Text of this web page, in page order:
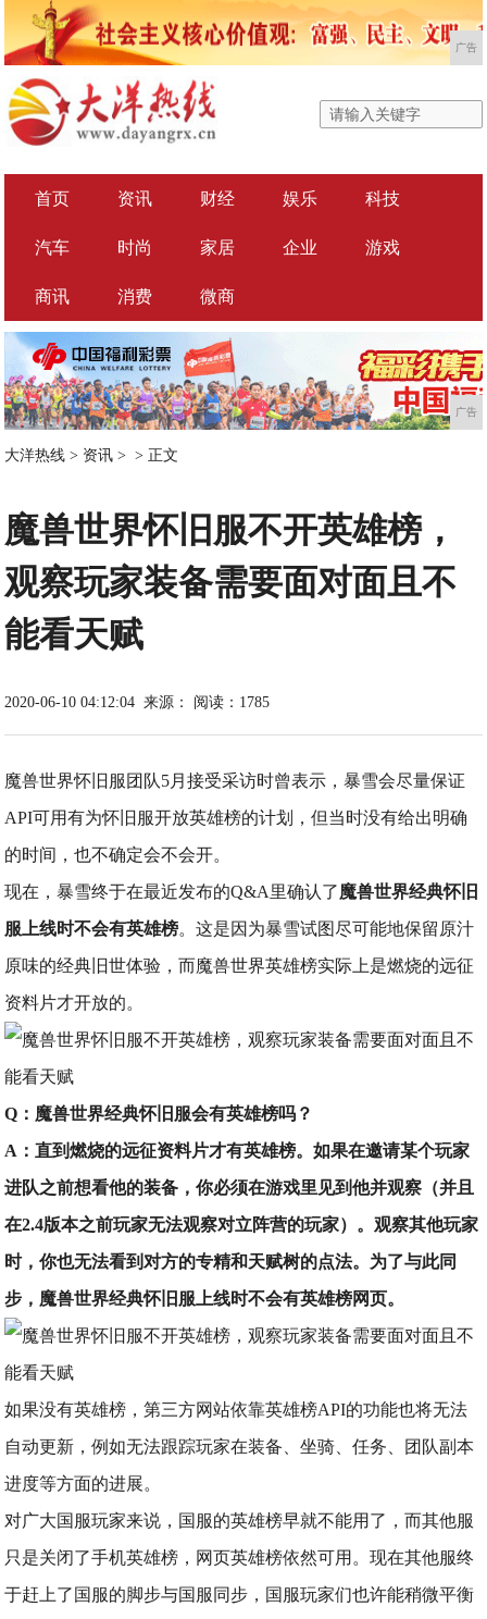
广告
首页 资讯 财经 娱乐 科技
汽车 时尚 家居 企业 游戏
商讯 消费 微商
广告
大洋热线 > 资讯 > > 正文
魔兽世界怀旧服不开英雄榜，
观察玩家装备需要面对面且不
能看天赋
2020-06-10 04:12:04 来源： 阅读：1785
魔兽世界怀旧服团队5月接受采访时曾表示，暴雪会尽量保证
API可用有为怀旧服开放英雄榜的计划，但当时没有给出明确
的时间，也不确定会不会开。
现在，暴雪终于在最近发布的Q&A里确认了魔兽世界经典怀旧
服上线时不会有英雄榜。这是因为暴雪试图尽可能地保留原汁
原味的经典旧世体验，而魔兽世界英雄榜实际上是燃烧的远征
资料片才开放的。
Q：魔兽世界经典怀旧服会有英雄榜吗？
A：直到燃烧的远征资料片才有英雄榜。如果在邀请某个玩家
进队之前想看他的装备，你必须在游戏里见到他并观察（并且
在2.4版本之前玩家无法观察对立阵营的玩家）。观察其他玩家
时，你也无法看到对方的专精和天赋树的点法。为了与此同
步，魔兽世界经典怀旧服上线时不会有英雄榜网页。
如果没有英雄榜，第三方网站依靠英雄榜API的功能也将无法
自动更新，例如无法跟踪玩家在装备、坐骑、任务、团队副本
进度等方面的进展。
对广大国服玩家来说，国服的英雄榜早就不能用了，而其他服
只是关闭了手机英雄榜，网页英雄榜依然可用。现在其他服终
于赶上了国服的脚步与国服同步，国服玩家们也许能稍微平衡